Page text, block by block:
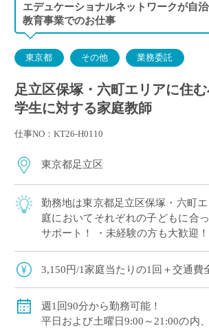
金曜日 14:00～15:30 F家庭／
エデュケーショナルネットワークが自
教育事業でのお仕事
東京都 その他 業務委託
足立区保塚・六町エリアに住
学生に対する家庭教師
仕事NO：KT26-H0110
東京都足立区
勤務地は東京都足立区保塚・六町
庭においてそれぞれの子どもに合
サポート！ ・未経験の方も大歓迎！
3,150円/1家庭当たりの1回＋交通費
週1回90分から勤務可能！
平日および土曜日9:00～21:00の内